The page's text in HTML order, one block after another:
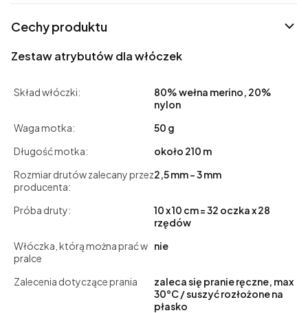
Cechy produktu
Zestaw atrybutów dla włóczek
Skład włóczki:
80% wełna merino, 20%
nylon
Waga motka:
50 g
Długość motka:
około 210 m
Rozmiar drutów zalecany przez
producenta:
2,5 mm - 3 mm
Próba druty:
10 x 10 cm = 32 oczka x 28
rzędów
Włóczka, którą można prać w
pralce
nie
Zalecenia dotyczące prania
zaleca się pranie ręczne, max
30°C / suszyć rozłożone na
płasko